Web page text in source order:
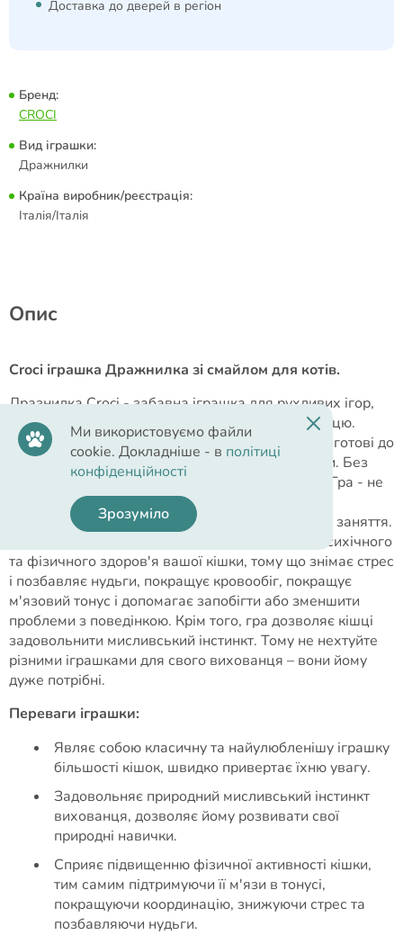
Доставка до дверей в регіон
Бренд:
CROCI
Вид іграшки:
Дражнилки
Країна виробник/реєстрація:
Італія/Італія
Опис
Croci іграшка Дражнилка зі смайлом для котів.
Дразнилка Croci - забавна іграшка для рухливих ігор,
яка обов'язково сподобається вашому вихованцю.
Якщо ви завели у своїй оселі кішку, значить, ви готові до
того, що їй необхідно приділяти достатньо уваги. Без
цього тварина навряд чи прив'яжеться до вас. Гра - не
тільки приємне проведення часу для вашого
улюбленця, але і дуже важливе і відповідальне заняття.
Фізична активність має велике значення для психічного
та фізичного здоров'я вашої кішки, тому що знімає стрес
і позбавляє нудьги, покращує кровообіг, покращує
м'язовий тонус і допомагає запобігти або зменшити
проблеми з поведінкою. Крім того, гра дозволяє кішці
задовольнити мисливський інстинкт. Тому не нехтуйте
різними іграшками для свого вихованця – вони йому
дуже потрібні.
Переваги іграшки:
Являє собою класичну та найулюбленішу іграшку
більшості кішок, швидко привертає їхню увагу.
Задовольняє природний мисливський інстинкт
вихованця, дозволяє йому розвивати свої
природні навички.
Сприяє підвищенню фізичної активності кішки,
тим самим підтримуючи її м'язи в тонусі,
покращуючи координацію, знижуючи стрес та
позбавляючи нудьги.
Ми використовуємо файли
cookie. Докладніше - в політиці
конфіденційності
Зрозуміло